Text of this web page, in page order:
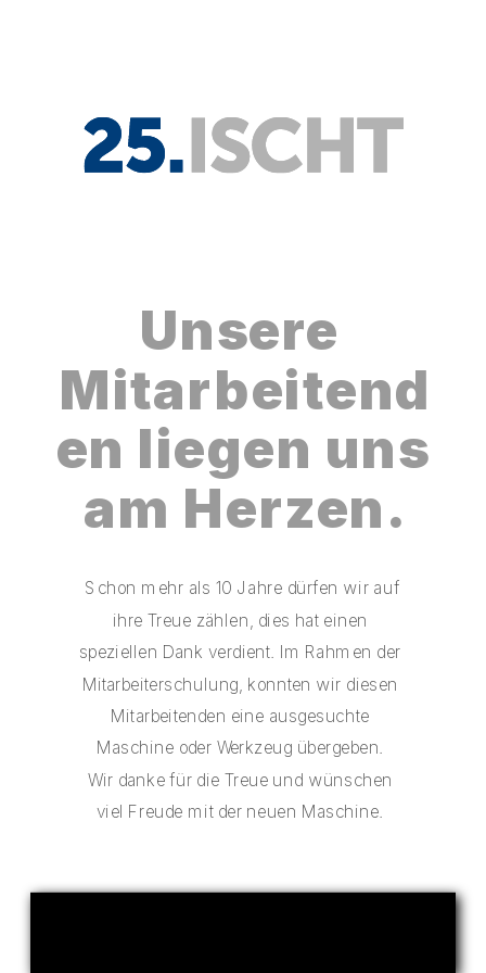
Unsere
Mitarbeitend
en liegen uns
am Herzen.
ihre Treue zählen, dies hat einen
speziellen Dank verdient. Im Rahmen der
Mitarbeiterschulung, konnten wir diesen
Mitarbeitenden eine ausgesuchte
Maschine oder Werkzeug übergeben.
Wir danke für die Treue und wünschen
viel Freude mit der neuen Maschine.